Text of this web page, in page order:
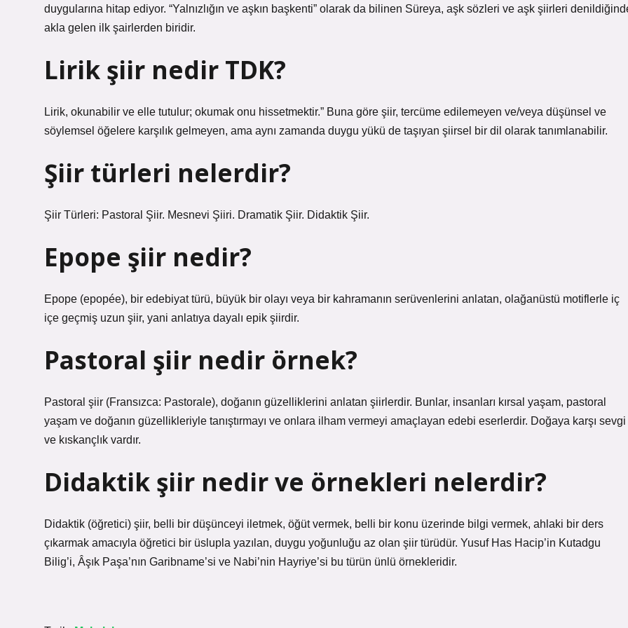
duygularına hitap ediyor. “Yalnızlığın ve aşkın başkenti” olarak da bilinen Süreya, aşk sözleri ve aşk şiirleri
akla gelen ilk şairlerden biridir.
Lirik şiir nedir TDK?
Lirik, okunabilir ve elle tutulur; okumak onu hissetmektir.” Buna göre şiir, tercüme edilemeyen ve/veya düşünsel ve
söylemsel öğelere karşılık gelmeyen, ama aynı zamanda duygu yükü de taşıyan şiirsel bir dil olarak tanımlanabilir.
Şiir türleri nelerdir?
Şiir Türleri: Pastoral Şiir. Mesnevi Şiiri. Dramatik Şiir. Didaktik Şiir.
Epope şiir nedir?
Epope (epopée), bir edebiyat türü, büyük bir olayı veya bir kahramanın serüvenlerini anlatan, olağanüstü motiflerle iç
içe geçmiş uzun şiir, yani anlatıya dayalı epik şiirdir.
Pastoral şiir nedir örnek?
Pastoral şiir (Fransızca: Pastorale), doğanın güzelliklerini anlatan şiirlerdir. Bunlar, insanları kırsal yaşam, pastoral
yaşam ve doğanın güzellikleriyle tanıştırmayı ve onlara ilham vermeyi amaçlayan edebi eserlerdir. Doğaya karşı sevgi
ve kıskançlık vardır.
Didaktik şiir nedir ve örnekleri nelerdir?
Didaktik (öğretici) şiir, belli bir düşünceyi iletmek, öğüt vermek, belli bir konu üzerinde bilgi vermek, ahlaki bir ders
çıkarmak amacıyla öğretici bir üslupla yazılan, duygu yoğunluğu az olan şiir türüdür. Yusuf Has Hacip’in Kutadgu
Bilig’i, Âşık Paşa’nın Garibname’si ve Nabi’nin Hayriye’si bu türün ünlü örnekleridir.